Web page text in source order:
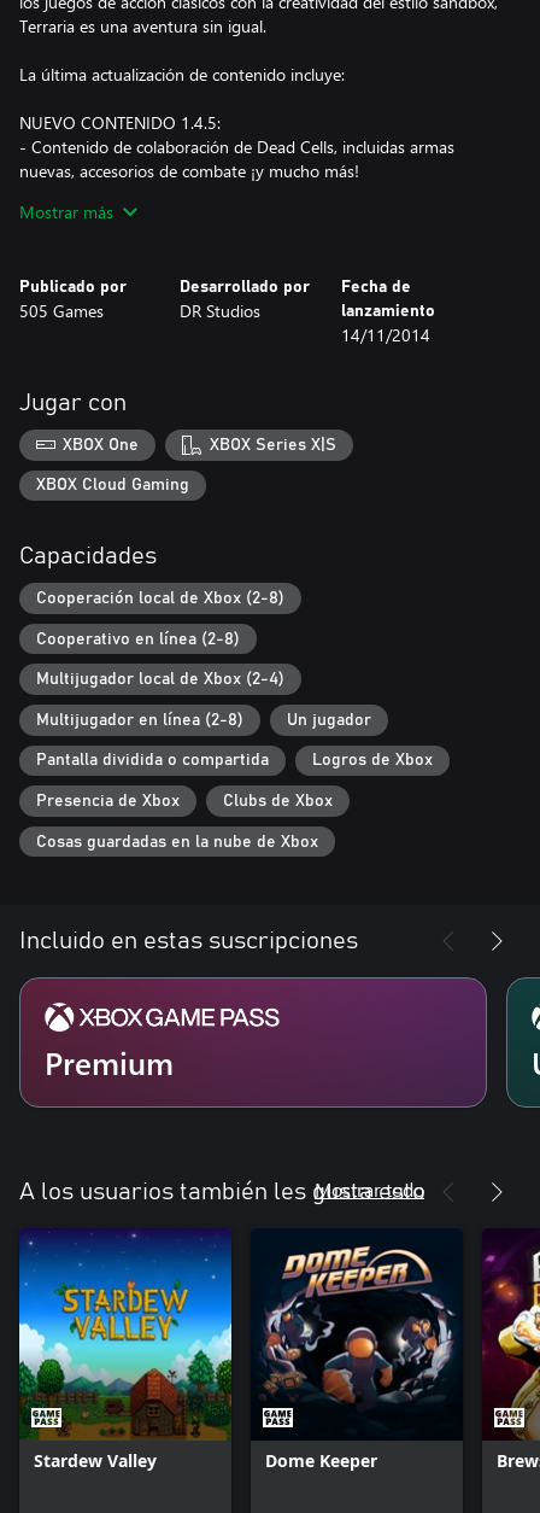
Terraria es una aventura sin igual.
La última actualización de contenido incluye:
NUEVO CONTENIDO 1.4.5:
- Contenido de colaboración de Dead Cells, incluidas armas
nuevas, accesorios de combate ¡y mucho más!
- Quince nuevos sets de mobiliario.
- Nuevos látigos y prefijos de invocador.
- Nuevas cometas, criaturas y elementos decorativos.
NUEVAS SEMILLAS DEL MUNDO PARA DESCUBRIR:
- Una nueva semilla del mundo: Skyblock.
- Un nuevo menú de creación de mundo que te permite mezclar
semillas especiales.
- ¡Mejoras a semillas existentes!
MEJORAS:
- Modificaciones y mejoras al equilibrio de las armas.
- Actualizaciones visuales de muchos gráficos clásicos.
Mostrar más
Publicado por
505 Games
Desarrollado por
DR Studios
Fecha de
lanzamiento
14/11/2014
Jugar con
XBOX One XBOX Series X|S
XBOX Cloud Gaming
Capacidades
Cooperación local de Xbox (2-8)
Cooperativo en línea (2-8)
Multijugador local de Xbox (2-4)
Multijugador en línea (2-8) Un jugador
Pantalla dividida o compartida Logros de Xbox
Presencia de Xbox Clubs de Xbox
Cosas guardadas en la nube de Xbox
Incluido en estas suscripciones
Premium
A los usuarios también les gusta esto
Mostrar todo
Stardew Valley Dome Keeper